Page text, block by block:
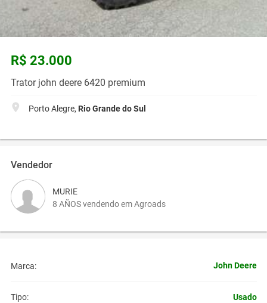
R$ 23.000
Trator john deere 6420 premium
Porto Alegre, Rio Grande do Sul
Vendedor
MURIE
8 AÑOS vendendo em Agroads
Marca: John Deere
Tipo: Usado